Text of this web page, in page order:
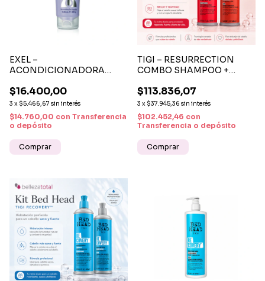
EXEL –
ACONDICIONADORA
200ML | CUIDADO Y
PROTECCIÓN CAPILAR
$16.400,00
3 x $5.466,67 sin interés
$14.760,00 con Transferencia
o depósito
TIGI – RESURRECTION
COMBO SHAMPOO +
ML REPARACIÓN
INTENSIVA
$113.836,07
3 x $37.945,36 sin interés
$102.452,46 con
Transferencia o depósito